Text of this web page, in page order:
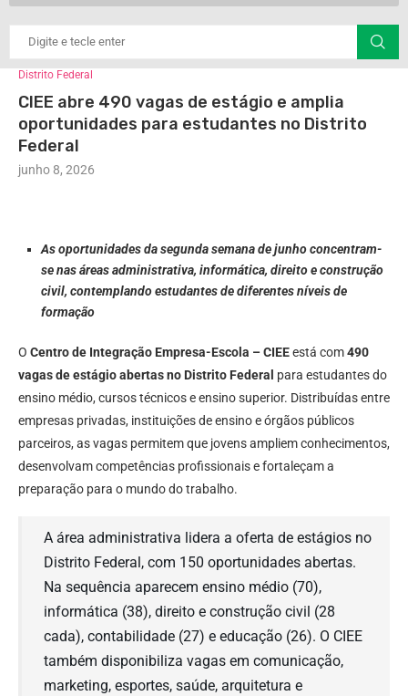
Distrito Federal
CIEE abre 490 vagas de estágio e amplia
oportunidades para estudantes no Distrito
Federal
junho 8, 2026
As oportunidades da segunda semana de junho concentram-
se nas áreas administrativa, informática, direito e construção
civil, contemplando estudantes de diferentes níveis de
formação
O Centro de Integração Empresa-Escola – CIEEestá com490
vagas de estágio abertas no Distrito Federal para estudantes do
ensino médio, cursos técnicos e ensino superior. Distribuídas entre
empresas privadas, instituições de ensino e órgãos públicos
parceiros, as vagas permitem que jovens ampliem conhecimentos,
desenvolvam competências profissionais e fortaleçam a
preparação para o mundo do trabalho.
A área administrativa lidera a oferta de estágios no
Distrito Federal, com 150 oportunidades abertas.
Na sequência aparecem ensino médio (70),
informática (38), direito e construção civil (28
cada), contabilidade (27) e educação (26). O CIEE
também disponibiliza vagas em comunicação,
marketing, esportes, saúde, arquitetura e